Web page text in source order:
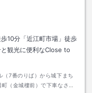
10分「近江町市場」徒歩
観光に便利なClose to
（7番のりば）から城下まち
（金城樓前）で下車なさる